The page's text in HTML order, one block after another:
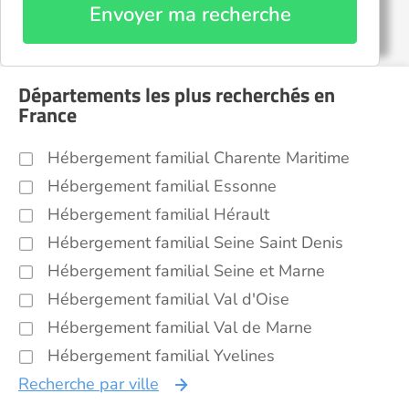
Envoyer ma recherche
Départements les plus recherchés en
France
Hébergement familial Charente Maritime
Hébergement familial Essonne
Hébergement familial Hérault
Hébergement familial Seine Saint Denis
Hébergement familial Seine et Marne
Hébergement familial Val d'Oise
Hébergement familial Val de Marne
Hébergement familial Yvelines
Recherche par ville